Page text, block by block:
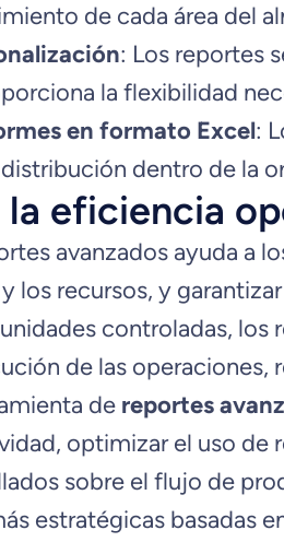
de cada área del
: Los reportes
la flexibilidad
en formato Excel:
dentro de la
eficiencia
avanzados ayuda a
los recursos, y
controladas,
de las
de reportes
optimizar el uso de
sobre el flujo de
estratégicas basadas